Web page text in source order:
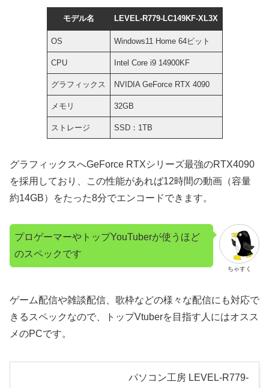
モデル名 LEVEL-R779-LC149KF-XL3X
OS Windows11 Home 64ビット
CPU Intel Core i9 14900KF
グラフィックス NVIDIA GeForce RTX 4090
メモリ 32GB
ストレージ SSD：1TB
グラフィックスへGeForce RTXシリーズ最強のRTX4090
を採用しており、この性能があれば12時間の動画（容量
約14GB）をたった8分でエンコードできます。
ちゃすく
プロゲーマーやトップYouTuberが使うほど
のスペックです
ゲーム配信や雑談配信、歌枠などの様々な配信にも対応で
きるスペックなので、トップVtuberを目指す人にはオスス
メのPCです。
パソコン工房 LEVEL-R779-